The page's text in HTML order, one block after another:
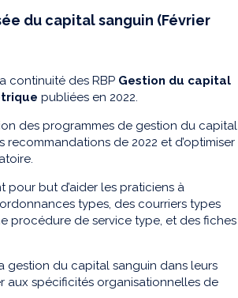
du capital sanguin (Février
continuité des RBP Gestion du capital
publiées en 2022.
des programmes de gestion du capital
recommandations de 2022 et d’optimiser
but d’aider les praticiens à
types, des courriers types
procédure de service type, et des fiches
gestion du capital sanguin dans leurs
aux spécificités organisationnelles de